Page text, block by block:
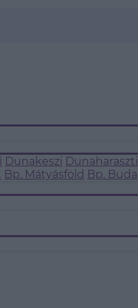
Dunakeszi Dunaharaszti
Bp. Mátyásföld Bp. Buda